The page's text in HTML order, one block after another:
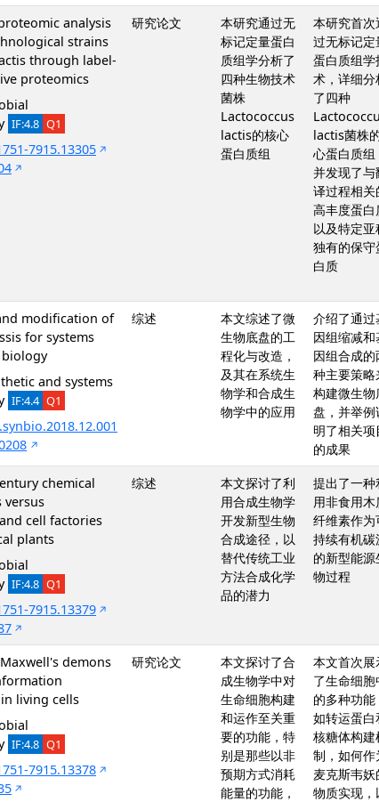
analysis
strains
through label-
proteomics
IF:4.8 Q1
7915.13305
研究论文
本研究通过无
标记定量蛋白
质组学分析了
四种生物技术
菌株
Lactococcus
lactis的核心
蛋白质组
本研究首次
过无标记定
蛋白质组学
术，详细分
了四种
lactis菌株
心蛋白质组
并发现了与
译过程相关
高丰度蛋白
以及特定亚
独有的保守
白质
modification of
for systems
and systems
IF:4.4 Q1
综述
本文综述了微
生物底盘的工
程化与改造，
及其在系统生
物学和合成生
物学中的应用
介绍了通过
因组缩减和
因组合成的
种主要策略
构建微生物
盘，并举例
明了相关项
的成果
chemical
versus
cell factories
plants
IF:4.8 Q1
7915.13379
综述
本文探讨了利
用合成生物学
开发新型生物
合成途径，以
替代传统工业
方法合成化学
品的潜力
提出了一种
用非食用木
纤维素作为
持续有机碳
的新型能源
物过程
demons
living cells
IF:4.8 Q1
7915.13378
研究论文
本文探讨了合
成生物学中对
生命细胞构建
和运作至关重
要的功能，特
别是那些以非
预期方式消耗
能量的功能，
本文首次展
了生命细胞
的多种功能
如转运蛋白
核糖体构建
制，如何作
麦克斯韦妖
物质实现，